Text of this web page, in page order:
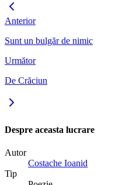
Anterior
Sunt un bulgăr de nimic
Următor
De Crăciun
Despre aceasta lucrare
Autor
Costache Ioanid
Tip